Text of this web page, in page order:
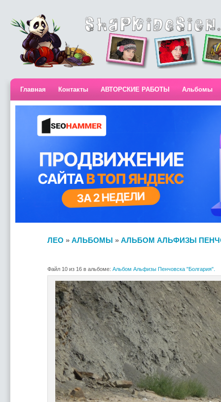
Главная Контакты АВТОРСКИЕ РАБОТЫ Альбомы
ЛЕО » АЛЬБОМЫ » АЛЬБОМ АЛЬФИЗЫ
Файл 10 из 16 в альбоме: Альбом Альфизы Пенчовска "Болгария".